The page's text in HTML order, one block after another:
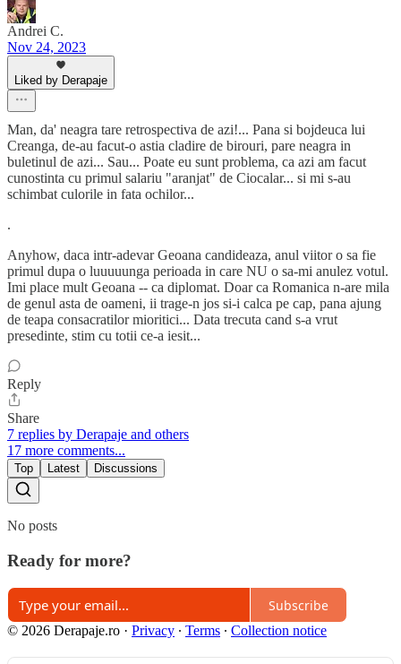
Andrei C.
Nov 24, 2023
Liked by Derapaje
Man, da' neagra tare retrospectiva de azi!... Pana si bojdeuca lui
Creanga, de-au facut-o astia cladire de birouri, pare neagra in
buletinul de azi... Sau... Poate eu sunt problema, ca azi am facut
cunostinta cu primul salariu "aranjat" de Ciocalar... si mi s-au
schimbat culorile in fata ochilor...
.
Anyhow, daca intr-adevar Geoana candideaza, anul viitor o sa fie
primul dupa o luuuuunga perioada in care NU o sa-mi anulez votul.
Imi place mult Geoana -- ca diplomat. Doar ca Romanica n-are mila
de genul asta de oameni, ii trage-n jos si-i calca pe cap, pana ajung
de teapa consacratilor mioritici... Data trecuta cand s-a vrut
presedinte, stim cu totii ce-a iesit...
Reply
Share
7 replies by Derapaje and others
17 more comments...
Top Latest Discussions
No posts
Ready for more?
Subscribe
© 2026 Derapaje.ro · Privacy ∙ Terms ∙ Collection notice